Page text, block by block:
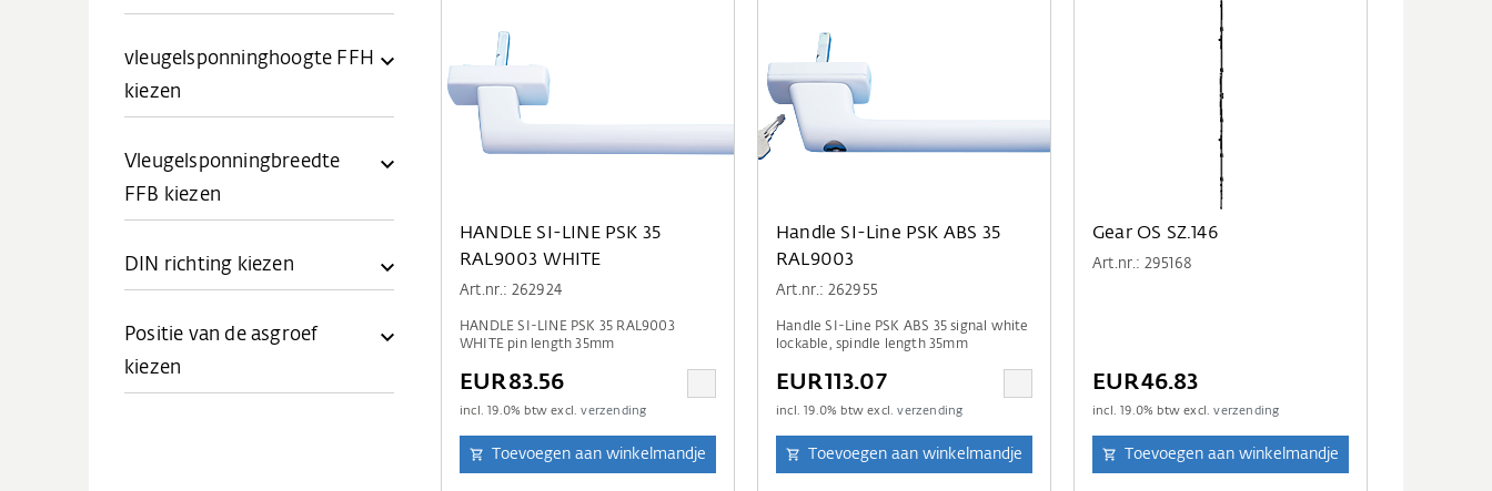
vleugelsponninghoogte FFH
kiezen
Vleugelsponningbreedte
FFB kiezen
DIN richting kiezen
Positie van de asgroef
kiezen
HANDLE SI-LINE PSK 35
RAL9003 WHITE
Art.nr.: 262924
HANDLE SI-LINE PSK 35 RAL9003
WHITE pin length 35mm
EUR83.56
incl.19.0% btw excl.verzending
Toevoegen aan winkelmandje
Handle SI-Line PSK ABS 35
RAL9003
Art.nr.: 262955
Handle SI-Line PSK ABS 35 signal white
lockable, spindle length 35mm
EUR113.07
incl.19.0% btw excl.verzending
Toevoegen aan winkelmandje
Gear OS SZ.146
Art.nr.: 295168
EUR46.83
incl.19.0% btw excl.verzending
Toevoegen aan winkelmandje